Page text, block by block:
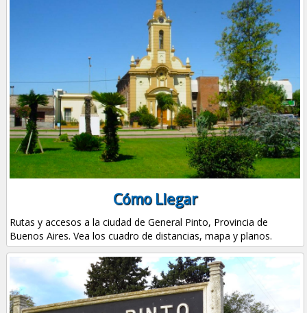
Cómo Llegar
Rutas y accesos a la ciudad de General Pinto, Provincia de
Buenos Aires. Vea los cuadro de distancias, mapa y planos.